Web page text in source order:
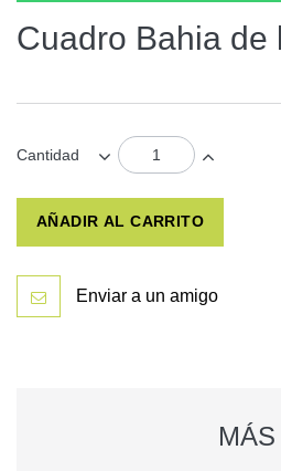
Cuadro Bahia de
Cantidad
AÑADIR AL CARRITO
Enviar a un amigo
MÁS